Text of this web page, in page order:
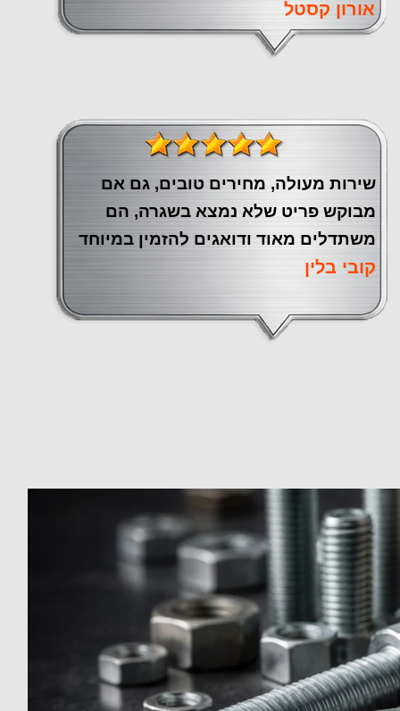
אורון קסטל
שירות מעולה, מחירים טובים, גם אם
מבוקש פריט שלא נמצא בשגרה, הם
משתדלים מאוד ודואגים להזמין במיוחד
קובי בלין